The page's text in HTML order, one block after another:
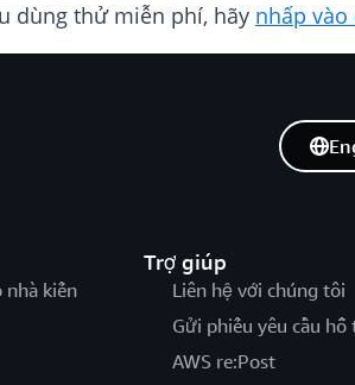
dùng thử miễn phí, hãy nhấp vào
nhà kiến
Trợ giúp
Liên hệ với chúng tôi
Gửi phiếu yêu cầu hỗ
AWS re:Post